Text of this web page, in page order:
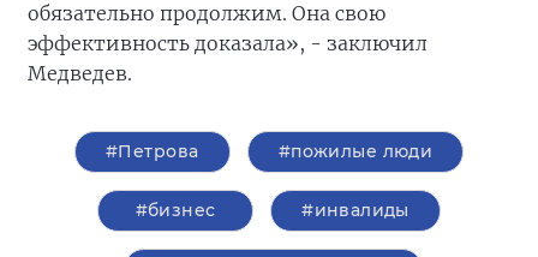
обязательно продолжим. Она свою
эффективность доказала», - заключил
Медведев.
#Петрова #пожилые люди
#бизнес #инвалиды